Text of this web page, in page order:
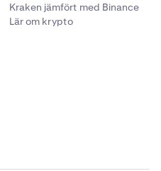
Kraken jämfört med Binance
Lär om krypto